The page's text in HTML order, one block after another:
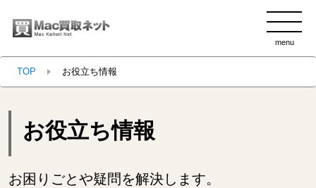
menu
TOP お役立ち情報
お役立ち情報
お困りごとや疑問を解決します。